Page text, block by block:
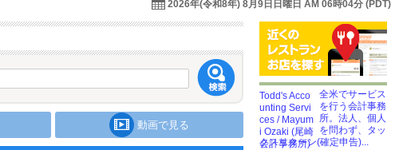
2026年(令和8年) 8月9日日曜日 AM 06時04分 (PDT)
動画で見る
全米でサービス
を行う会計事務
所。法人、個人
を問わず、タッ
クスリターン(確定申告)...